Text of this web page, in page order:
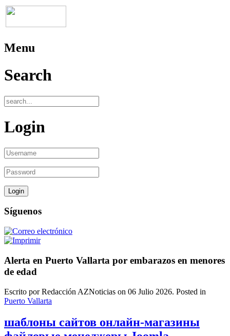
Menu
Search
Login
Síguenos
Alerta en Puerto Vallarta por embarazos en menores
de edad
Escrito por Redacción AZNoticias on 06 Julio 2026. Posted in
Puerto Vallarta
шаблоны сайтов онлайн-магазины